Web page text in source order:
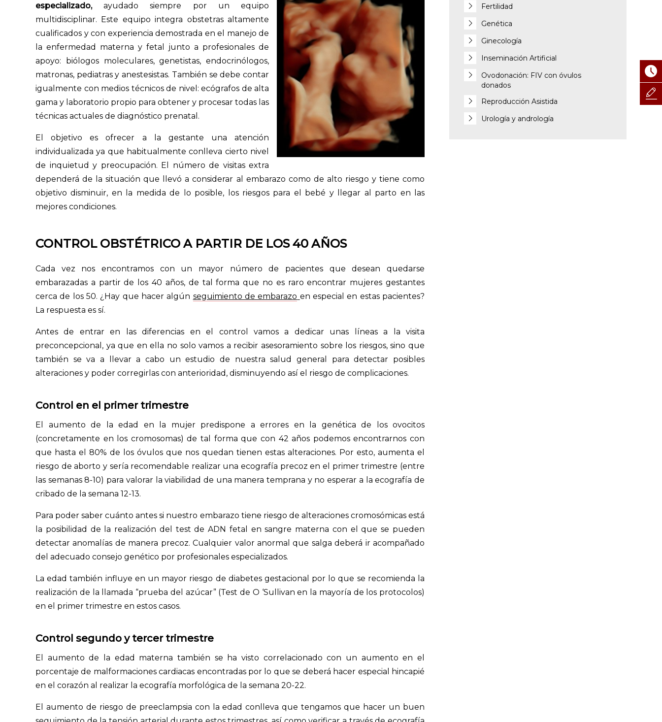
especializado,ayudado siempre por un equipo
multidisciplinar. Este equipo integra obstetras altamente
cualificados y con experiencia demostrada en el manejo de
la enfermedad materna y fetal junto a profesionales de
apoyo: biólogos moleculares, genetistas, endocrinólogos,
matronas, pediatras y anestesistas. También se debe contar
igualmente con medios técnicos de nivel: ecógrafos de alta
gama y laboratorio propio para obtener y procesar todas las
técnicas actuales de diagnóstico prenatal.
El objetivo es ofrecer a la gestante una atención
individualizada ya que habitualmente conlleva cierto nivel
de inquietud y preocupación. El número de visitas extra
dependerá de la situación que llevó a considerar al embarazo como de alto riesgo y tiene como
objetivo disminuir, en la medida de lo posible, los riesgos para el bebé y llegar al parto en las
mejores condiciones.
CONTROL OBSTÉTRICO A PARTIR DE LOS 40 AÑOS
Cada vez nos encontramos con un mayor número de pacientes que desean quedarse
embarazadas a partir de los 40 años, de tal forma que no es raro encontrar mujeres gestantes
cerca de los 50. ¿Hay que hacer algún seguimiento de embarazo en especial en estas pacientes?
La respuesta es sí.
Antes de entrar en las diferencias en el control vamos a dedicar unas líneas a la visita
preconcepcional, ya que en ella no solo vamos a recibir asesoramiento sobre los riesgos, sino que
también se va a llevar a cabo un estudio de nuestra salud general para detectar posibles
alteraciones y poder corregirlas con anterioridad, disminuyendo así el riesgo de complicaciones.
Control en el primer trimestre
El aumento de la edad en la mujer predispone a errores en la genética de los ovocitos
(concretamente en los cromosomas) de tal forma que con 42 años podemos encontrarnos con
que hasta el 80% de los óvulos que nos quedan tienen estas alteraciones. Por esto, aumenta el
riesgo de aborto y sería recomendable realizar una ecografía precoz en el primer trimestre (entre
las semanas 8-10) para valorar la viabilidad de una manera temprana y no esperar a la ecografía de
cribado de la semana 12-13.
Para poder saber cuánto antes si nuestro embarazo tiene riesgo de alteraciones cromosómicas está
la posibilidad de la realización del test de ADN fetal en sangre materna con el que se pueden
detectar anomalías de manera precoz. Cualquier valor anormal que salga deberá ir acompañado
del adecuado consejo genético por profesionales especializados.
La edad también influye en un mayor riesgo de diabetes gestacional por lo que se recomienda la
realización de la llamada “prueba del azúcar” (Test de O ‘Sullivan en la mayoría de los protocolos)
en el primer trimestre en estos casos.
Control segundo y tercer trimestre
El aumento de la edad materna también se ha visto correlacionado con un aumento en el
porcentaje de malformaciones cardiacas encontradas por lo que se deberá hacer especial hincapié
en el corazón al realizar la ecografía morfológica de la semana 20-22.
El aumento de riesgo de preeclampsia con la edad conlleva que tengamos que hacer un buen
Fertilidad
Genética
Ginecología
Inseminación Artificial
Ovodonación: FIV con óvulos
donados
Reproducción Asistida
Urología y andrología